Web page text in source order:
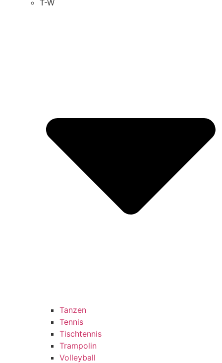
T-W
Tanzen
Tennis
Tischtennis
Trampolin
Volleyball